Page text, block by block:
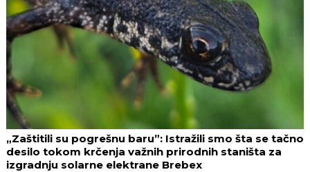
„Zaštitili su pogrešnu baru”: Istražili smo šta se tačno
desilo tokom krčenja važnih prirodnih staništa za
izgradnju solarne elektrane Brebex